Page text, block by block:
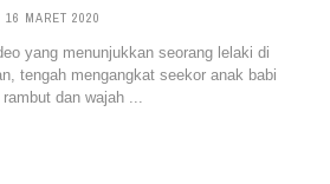
16 MARET 2020
yang menunjukkan seorang lelaki di
tengah mengangkat seekor anak babi
dan wajah ...